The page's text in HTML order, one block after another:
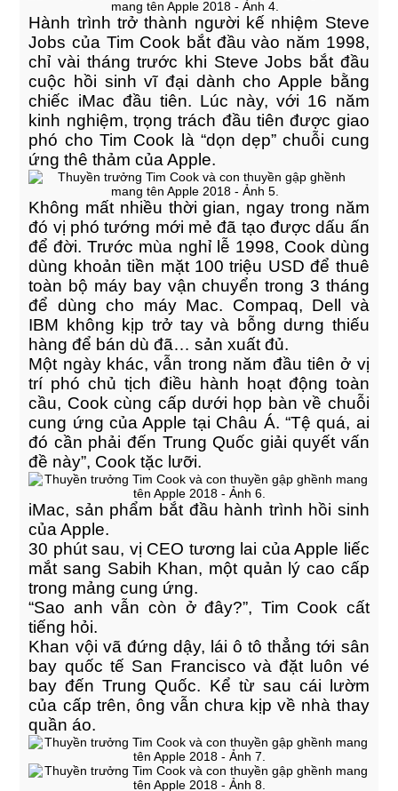
HỆ THỐNG QUẢN LÝ MẤT ĐIỆN
VÀ ĐỘ TIN CẬY CỦA LƯỚI
ĐIỆN(BI-OMS)
Art Direction, Intractive
Read More
Entertainment, Intractive
Milk Adv
YOUR CART IS EMPTY!
Hành trình trở thành người kế nhiệm Steve
Jobs của Tim Cook bắt đầu vào năm 1998,
chỉ vài tháng trước khi Steve Jobs bắt đầu
cuộc hồi sinh vĩ đại dành cho Apple bằng
chiếc iMac đầu tiên. Lúc này, với 16 năm
kinh nghiệm, trọng trách đầu tiên được giao
phó cho Tim Cook là “dọn dẹp” chuỗi cung
ứng thê thảm của Apple.
Không mất nhiều thời gian, ngay trong năm
đó vị phó tướng mới mẻ đã tạo được dấu ấn
để đời. Trước mùa nghỉ lễ 1998, Cook dùng
dùng khoản tiền mặt 100 triệu USD để thuê
toàn bộ máy bay vận chuyển trong 3 tháng
để dùng cho máy Mac. Compaq, Dell và
IBM không kịp trở tay và bỗng dưng thiếu
hàng để bán dù đã… sản xuất đủ.
Một ngày khác, vẫn trong năm đầu tiên ở vị
trí phó chủ tịch điều hành hoạt động toàn
cầu, Cook cùng cấp dưới họp bàn về chuỗi
cung ứng của Apple tại Châu Á. “Tệ quá, ai
đó cần phải đến Trung Quốc giải quyết vấn
đề này”, Cook tặc lưỡi.
iMac, sản phẩm bắt đầu hành trình hồi sinh
của Apple.
30 phút sau, vị CEO tương lai của Apple liếc
mắt sang Sabih Khan, một quản lý cao cấp
trong mảng cung ứng.
“Sao anh vẫn còn ở đây?”, Tim Cook cất
tiếng hỏi.
Khan vội vã đứng dậy, lái ô tô thẳng tới sân
bay quốc tế San Francisco và đặt luôn vé
bay đến Trung Quốc. Kể từ sau cái lườm
của cấp trên, ông vẫn chưa kịp về nhà thay
quần áo.